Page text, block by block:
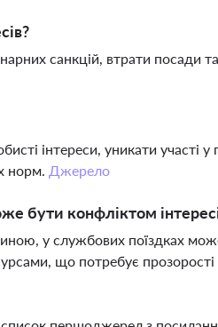
санкцій, втрати посади та
інтереси, уникати участі у
норм. Джерело
бути конфліктом
у службових поїздках
що потребує прозорості